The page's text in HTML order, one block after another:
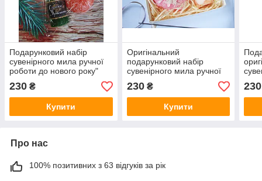
Подарунковий набір
сувенірного мила ручної
роботи до нового року"
Шампанське та
мандаринка"
230 ₴
Купити
Оригінальний
подарунковий набір
сувенірного мила ручної
роботи "Зайчик і серце"
230₴
Купити
230
Про нас
100% позитивних з 63 відгуків за рік